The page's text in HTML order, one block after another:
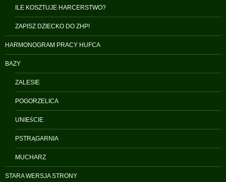
ILE KOSZTUJE HARCERSTWO?
ZAPISZ DZIECKO DO ZHP!
HARMONOGRAM PRACY HUFCA
BAZY
ZALESIE
POGORZELICA
UNIEŚCIE
PSTRĄGARNIA
MUCHARZ
STARA WERSJA STRONY